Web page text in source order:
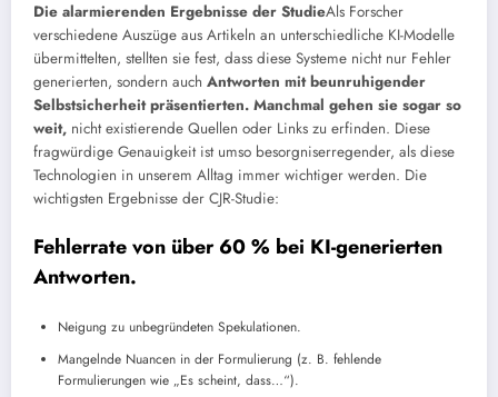
Die alarmierenden Ergebnisse der StudieAls Forscher
verschiedene Auszüge aus Artikeln an unterschiedliche KI-Modelle
übermittelten, stellten sie fest, dass diese Systeme nicht nur Fehler
generierten, sondern auch Antworten mit beunruhigender
Selbstsicherheit präsentierten. Manchmal gehen sie sogar so
weit, nicht existierende Quellen oder Links zu erfinden. Diese
fragwürdige Genauigkeit ist umso besorgniserregender, als diese
Technologien in unserem Alltag immer wichtiger werden. Die
wichtigsten Ergebnisse der CJR-Studie:
Fehlerrate von über 60 % bei KI-generierten
Antworten.
Neigung zu unbegründeten Spekulationen.
Mangelnde Nuancen in der Formulierung (z. B. fehlende
Formulierungen wie „Es scheint, dass…“).